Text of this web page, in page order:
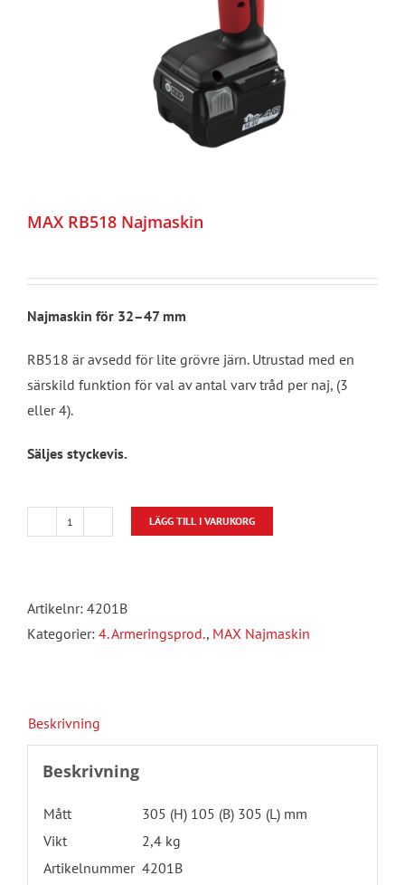
MAX RB518 Najmaskin
Najmaskin för 32–47 mm
RB518 är avsedd för lite grövre järn. Utrustad med en
särskild funktion för val av antal varv tråd per naj, (3
eller 4).
Säljes styckevis.
MAX
mängd
LÄGG TILL I VARUKORG
Artikelnr: 4201B
Kategorier: 4. Armeringsprod., MAX Najmaskin
Beskrivning
Beskrivning
Mått
305 (H) 105 (B) 305 (L) mm
Vikt
2,4 kg
Artikelnummer 4201B